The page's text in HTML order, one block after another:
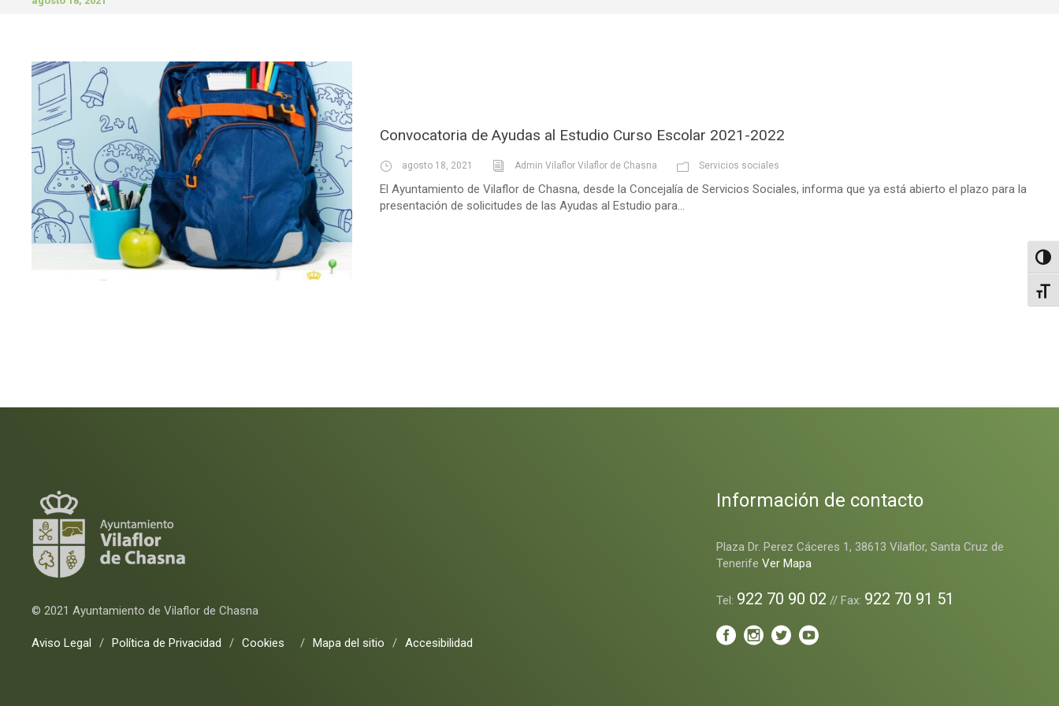
Convocatoria de Ayudas al Estudio Curso Escolar 2021-2022
agosto 18, 2021 Admin Vilaflor Vilaflor de Chasna Servicios sociales
El Ayuntamiento de Vilaflor de Chasna, desde la Concejalía de Servicios Sociales, informa que ya está abierto el plazo para la
presentación de solicitudes de las Ayudas al Estudio para...
© 2021 Ayuntamiento de Vilaflor de Chasna
Aviso Legal / Política de Privacidad / Cookies / Mapa del sitio / Accesibilidad
Información de contacto
Plaza Dr. Perez Cáceres 1, 38613 Vilaflor, Santa Cruz de
TenerifeVer Mapa
Tel: 922 70 90 02 // Fax: 922 70 91 51